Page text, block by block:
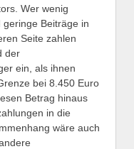
Wer wenig
Beiträge in
Seite zahlen
der
ein, als ihnen
bei 8.450 Euro
Betrag hinaus
in die
wäre auch